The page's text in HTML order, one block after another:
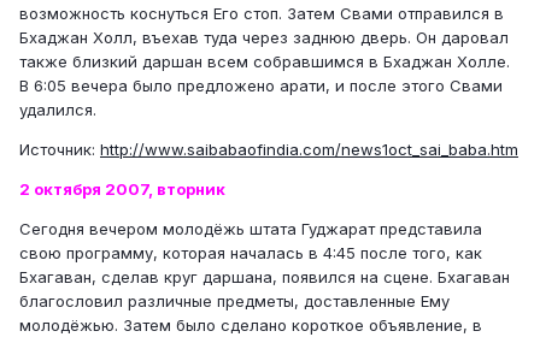
возможность коснуться Его стоп. Затем Свами отправился в
Бхаджан Холл, въехав туда через заднюю дверь. Он даровал
также близкий даршан всем собравшимся в Бхаджан Холле.
В 6:05 вечера было предложено арати, и после этого Свами
удалился.
Источник: http://www.saibabaofindia.com/news1oct_sai_baba.htm
2 октября 2007, вторник
Сегодня вечером молодёжь штата Гуджарат представила
свою программу, которая началась в 4:45 после того, как
Бхагаван, сделав круг даршана, появился на сцене. Бхагаван
благословил различные предметы, доставленные Ему
молодёжью. Затем было сделано короткое объявление, в